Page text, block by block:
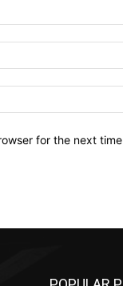
for the next